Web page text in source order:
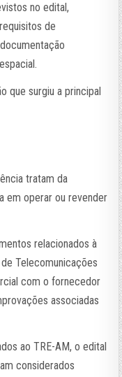
no edital,
de
que surgiu a principal
tratam da
em operar ou revender
relacionados à
Telecomunicações
com o fornecedor
associadas
ao TRE-AM, o edital
considerados